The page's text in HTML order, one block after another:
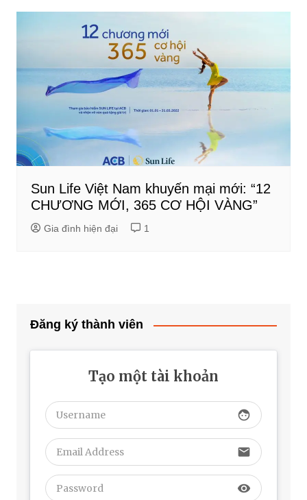
Sun Life Việt Nam khuyến mại mới: “12
CHƯƠNG MỚI, 365 CƠ HỘI VÀNG”
Gia đình hiện đại 1
Đăng ký thành viên
Tạo một tài khoản
face
email
visibility